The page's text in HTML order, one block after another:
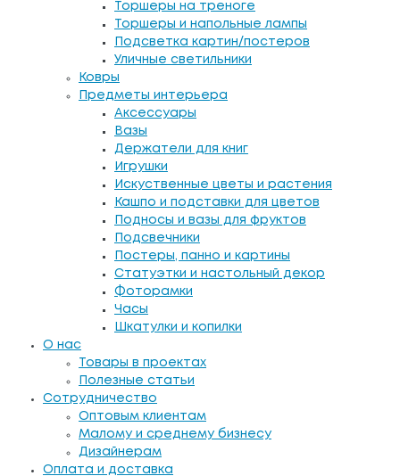
Торшеры на треноге
Торшеры и напольные лампы
Подсветка картин/постеров
Уличные светильники
Ковры
Предметы интерьера
Аксессуары
Вазы
Держатели для книг
Игрушки
Искуственные цветы и растения
Кашпо и подставки для цветов
Подносы и вазы для фруктов
Подсвечники
Постеры, панно и картины
Статуэтки и настольный декор
Фоторамки
Часы
Шкатулки и копилки
О нас
Товары в проектах
Полезные статьи
Сотрудничество
Оптовым клиентам
Малому и среднему бизнесу
Дизайнерам
Оплата и доставка